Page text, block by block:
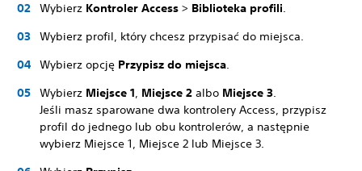
Wybierz Kontroler Access > Biblioteka profili.
Wybierz profil, który chcesz przypisać do miejsca.
Wybierz opcję Przypisz do miejsca.
Wybierz Miejsce 1, Miejsce 2 albo Miejsce 3.
Jeśli masz sparowane dwa kontrolery Access, przypisz
profil do jednego lub obu kontrolerów, a następnie
wybierz Miejsce 1, Miejsce 2 lub Miejsce 3.